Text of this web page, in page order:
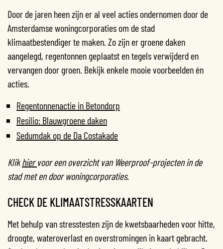
Door de jaren heen zijn er al veel acties ondernomen door de
Amsterdamse woningcorporaties om de stad
klimaatbestendiger te maken. Zo zijn er groene daken
aangelegd, regentonnen geplaatst en tegels verwijderd en
vervangen door groen. Bekijk enkele mooie voorbeelden én
acties.
Regentonnenactie in Betondorp
Resilio: Blauwgroene daken
Sedumdak op de Da Costakade
Klikhier voor een overzicht van Weerproof-projecten in de
stad met en door woningcorporaties.
CHECK DE KLIMAATSTRESSKAARTEN
Met behulp van stresstesten zijn de kwetsbaarheden voor hitte,
droogte, wateroverlast en overstromingen in kaart gebracht.